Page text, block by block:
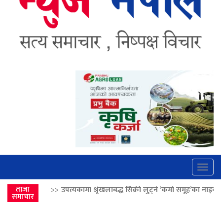
ताजा
समाचार
श्रृंखलाबद्ध सिक्री लुट्ने ‘कर्मा समूह’का नाइकेसहित पाँच पक्राउ >>